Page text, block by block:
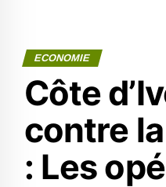
ECONOMIE
Côte
contre
: Les